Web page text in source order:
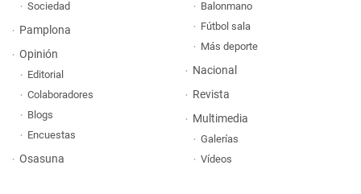
Sociedad
Pamplona
Opinión
Editorial
Colaboradores
Blogs
Encuestas
Osasuna
Balonmano
Fútbol sala
Más deporte
Nacional
Revista
Multimedia
Galerías
Vídeos